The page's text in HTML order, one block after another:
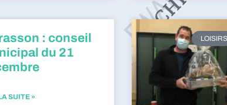
: conseil
du 21
SUITE »